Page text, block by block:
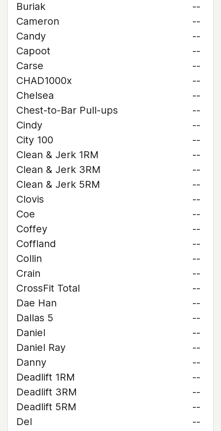
Buriak
--
Cameron
--
Candy
--
Capoot
--
Carse
--
CHAD1000x
--
Chelsea
--
Chest-to-Bar Pull-ups
--
Cindy
--
City 100
--
Clean & Jerk 1RM
--
Clean & Jerk 3RM
--
Clean & Jerk 5RM
--
Clovis
--
Coe
--
Coffey
--
Coffland
--
Collin
--
Crain
--
CrossFit Total
--
Dae Han
--
Dallas 5
--
Daniel
--
Daniel Ray
--
Danny
--
Deadlift 1RM
--
Deadlift 3RM
--
Deadlift 5RM
--
Del
--